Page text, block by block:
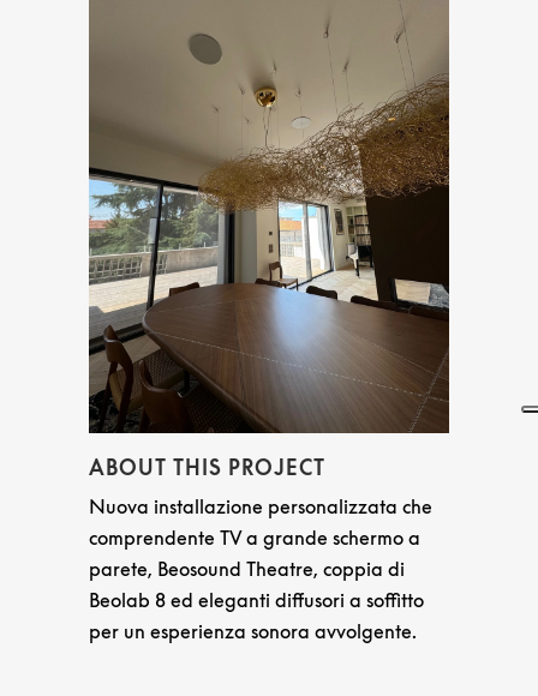
ABOUT THIS PROJECT
Nuova installazione personalizzata che
comprendente TV a grande schermo a
parete, Beosound Theatre, coppia di
Beolab 8 ed eleganti diffusori a soffitto
per un esperienza sonora avvolgente.